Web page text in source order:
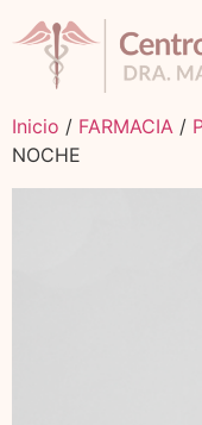
Inicio / FARMACIA /
NOCHE